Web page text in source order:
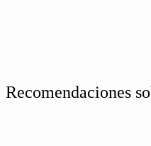
Recomendaciones